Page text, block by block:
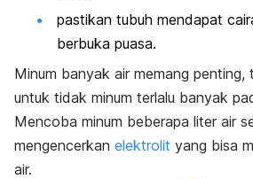
pastikan tubuh mendapat
berbuka puasa.
Minum banyak air memang penting,
untuk tidak minum terlalu banyak
Mencoba minum beberapa liter air
mengencerkan elektrolit yang bisa
air.